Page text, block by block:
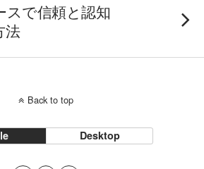
で信頼と認知
法
Back to top
Desktop